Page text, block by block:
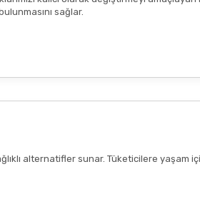
sağlar.
alternatifler sunar. Tüketicilere yaşam